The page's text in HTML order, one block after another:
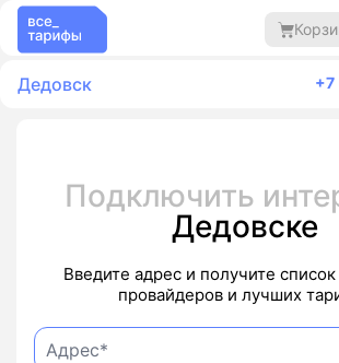
Дедовск
Подключить
Дедовске
Введите адрес и получите
провайдеров и лучших